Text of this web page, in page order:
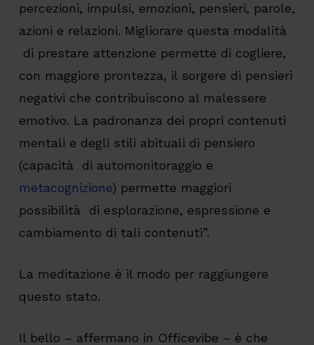
percezioni, impulsi, emozioni, pensieri, parole,
azioni e relazioni. Migliorare questa modalità
di prestare attenzione permette di cogliere,
con maggiore prontezza, il sorgere di pensieri
negativi che contribuiscono al malessere
emotivo. La padronanza dei propri contenuti
mentali e degli stili abituali di pensiero
(capacità di automonitoraggio e
metacognizione) permette maggiori
possibilità di esplorazione, espressione e
cambiamento di tali contenuti”.
La meditazione è il modo per raggiungere
questo stato.
Il bello – affermano in Officevibe – è che